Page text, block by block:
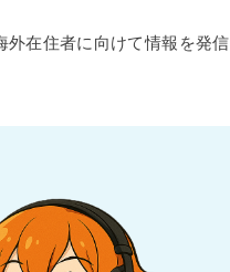
在住者に向けて情報を発信